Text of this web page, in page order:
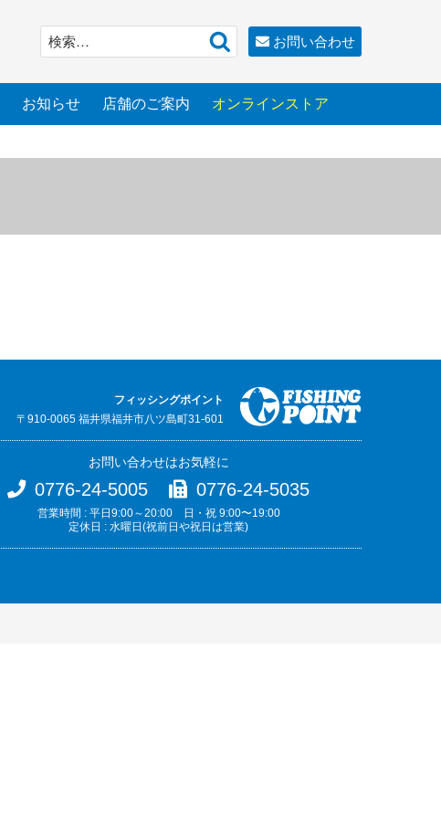
索:
お問い合わせ
お知らせ 店舗のご案内 オンラインストア
フィッシングポイント
〒910-0065 福井県福井市八ツ島町31-601
お問い合わせはお気軽に
0776-24-5005 0776-24-5035
営業時間 : 平日9:00～20:00 日・祝 9:00〜19:00
定休日 : 水曜日(祝前日や祝日は営業)